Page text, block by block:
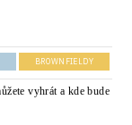
BROWNFIELDY